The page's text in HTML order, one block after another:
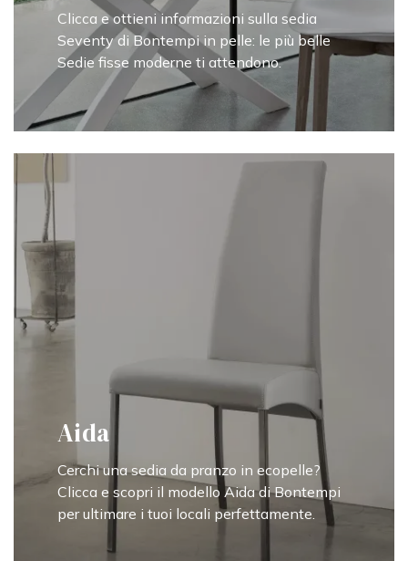
Clicca e ottieni informazioni sulla sedia
Seventy di Bontempi in pelle: le più belle
Sedie fisse moderne ti attendono.
Aida
Cerchi una sedia da pranzo in ecopelle?
Clicca e scopri il modello Aida di Bontempi
per ultimare i tuoi locali perfettamente.